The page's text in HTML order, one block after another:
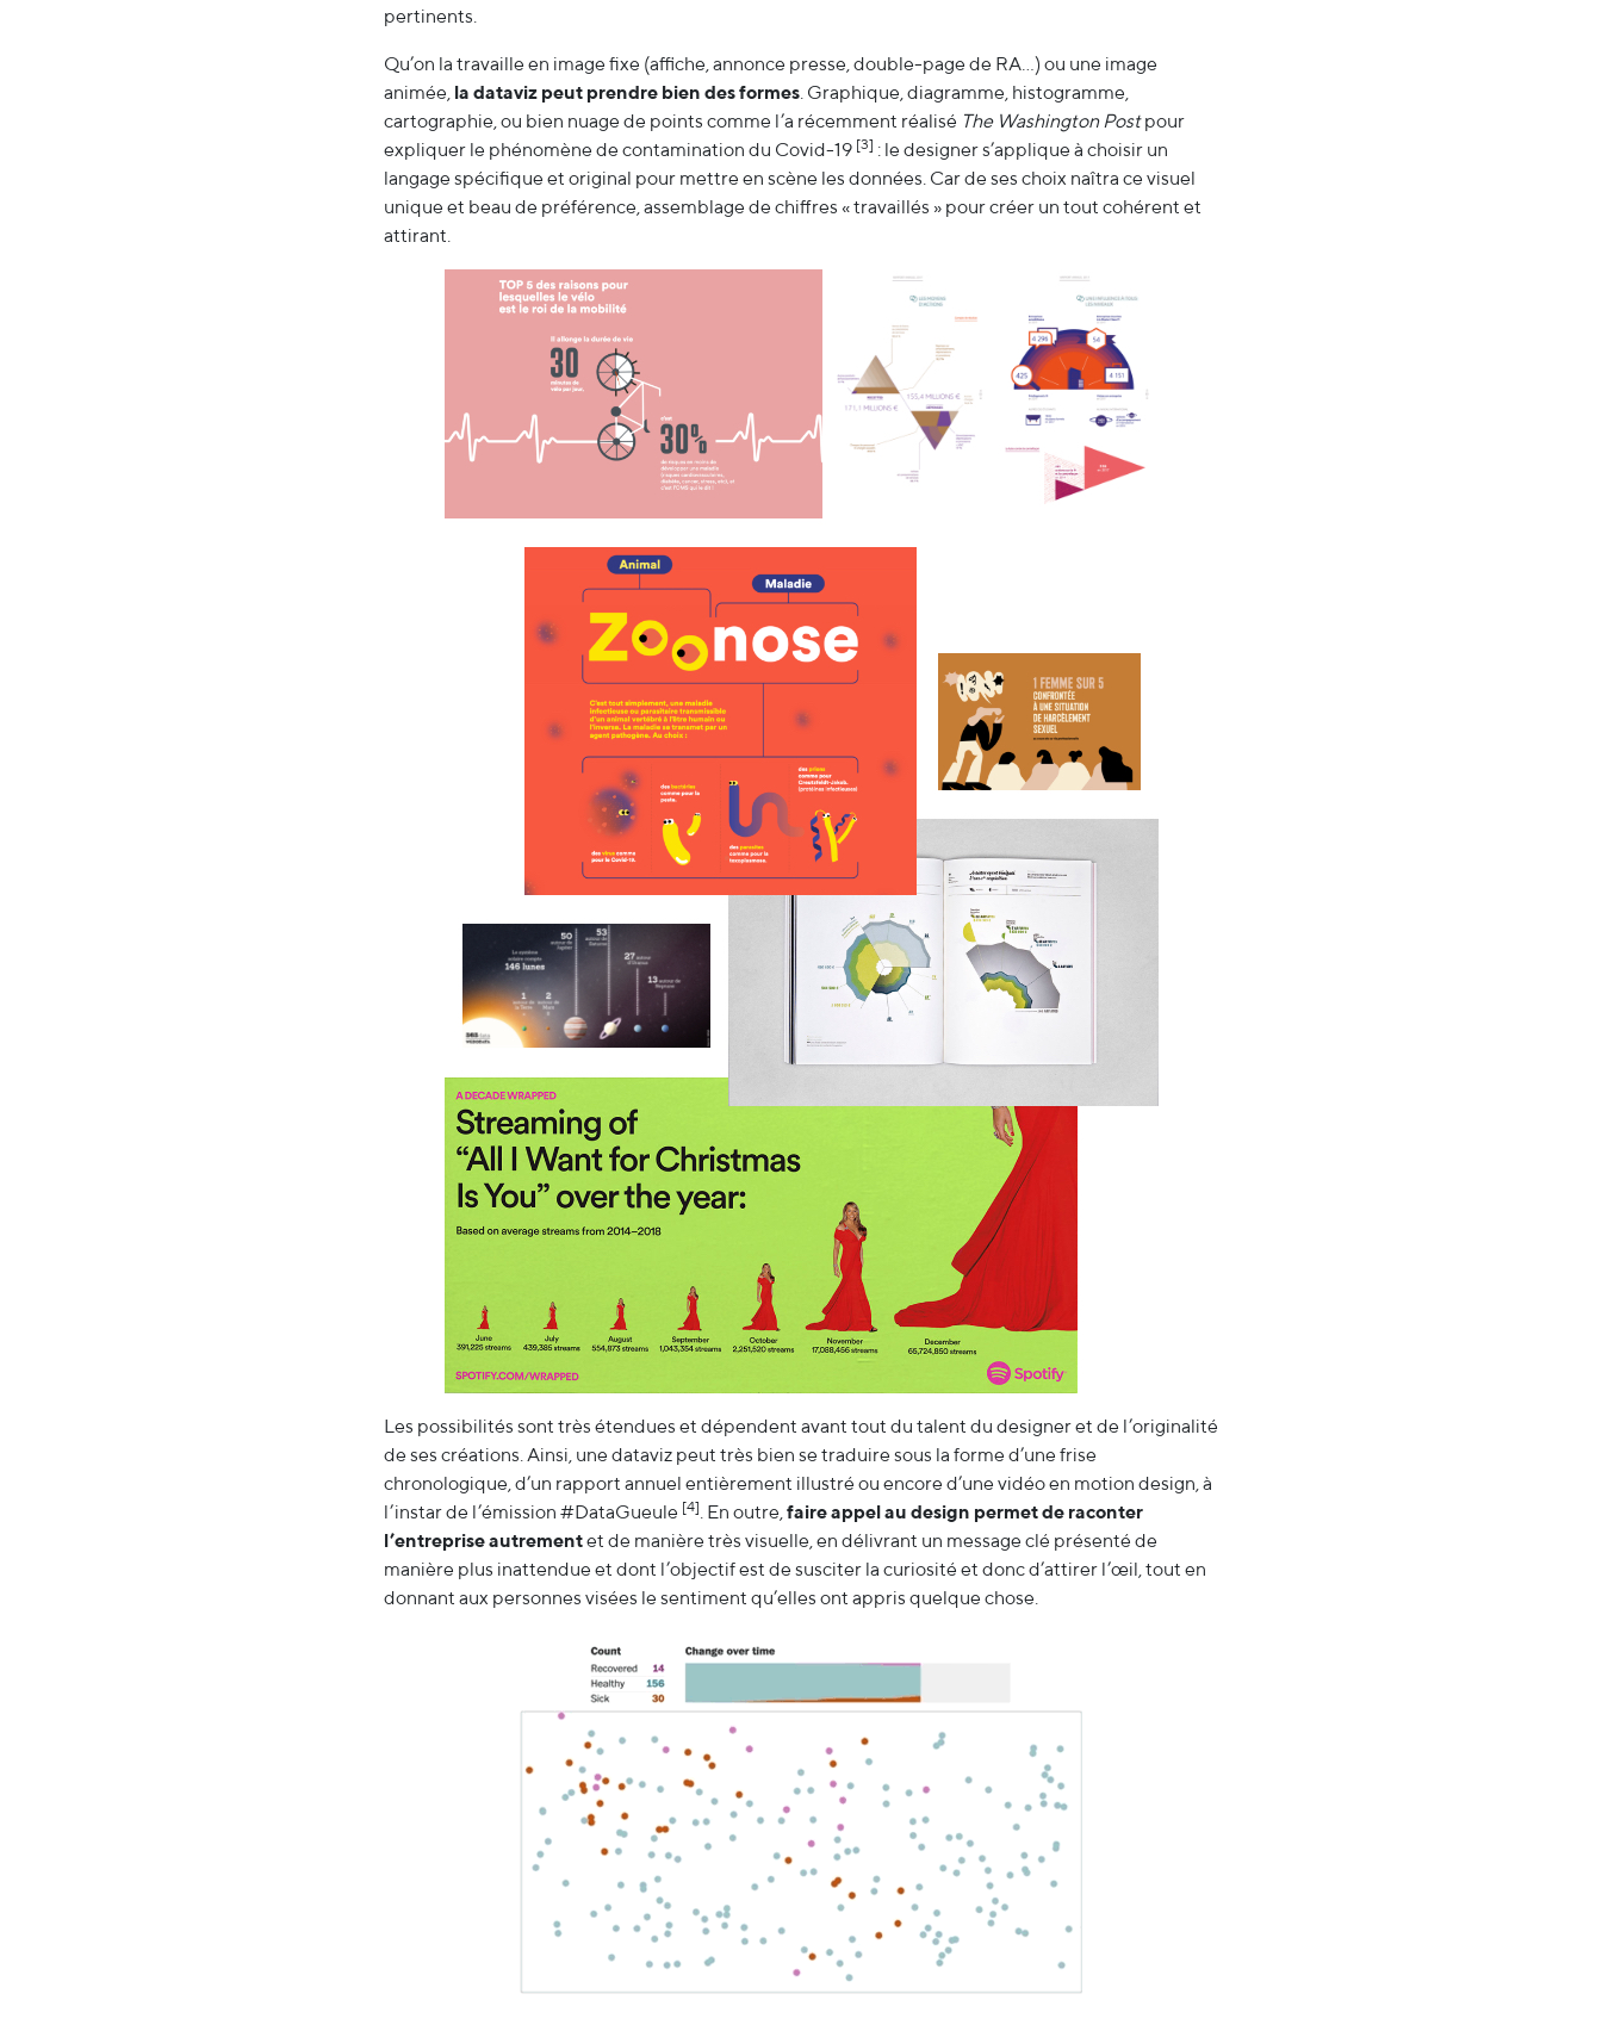
pertinents.
Qu’on la travaille en image fixe (affiche, annonce presse, double-page de RA…) ou une image
animée, la dataviz peut prendre bien des formes. Graphique, diagramme, histogramme,
cartographie, ou bien nuage de points comme l’a récemment réalisé The Washington Postpour
expliquer le phénomène de contamination du Covid-19 [3] : le designer s’applique à choisir un
langage spécifique et original pour mettre en scène les données. Car de ses choix naîtra ce visuel
unique et beau de préférence, assemblage de chiffres « travaillés » pour créer un tout cohérent et
attirant.
Les possibilités sont très étendues et dépendent avant tout du talent du designer et de l’originalité
de ses créations. Ainsi, une dataviz peut très bien se traduire sous la forme d’une frise
chronologique, d’un rapport annuel entièrement illustré ou encore d’une vidéo en motion design, à
l’instar de l’émission #DataGueule [4]. En outre,faire appel au design permet de raconter
l’entreprise autrementet de manière très visuelle, en délivrant un message clé présenté de
manière plus inattendue et dont l’objectif est de susciter la curiosité et donc d’attirer l’œil, tout en
donnant aux personnes visées le sentiment qu’elles ont appris quelque chose.